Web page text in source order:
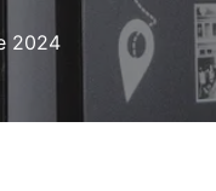
2024